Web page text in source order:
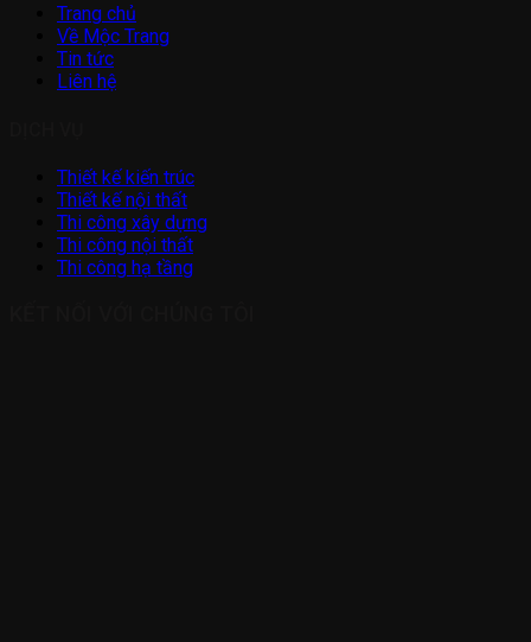
Trang chủ
Về Mộc Trang
Tin tức
Liên hệ
Thiết kế kiến trúc
Thiết kế nội thất
Thi công xây dựng
Thi công nội thất
Thi công hạ tầng